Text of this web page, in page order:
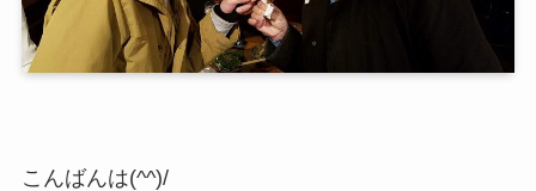
こんばんは(^^)/